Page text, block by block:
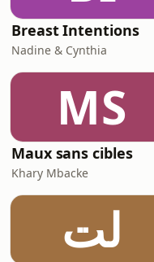
Breast Intentions
Nadine & Cynthia
MS
Maux sans cibles
Khary Mbacke
لت